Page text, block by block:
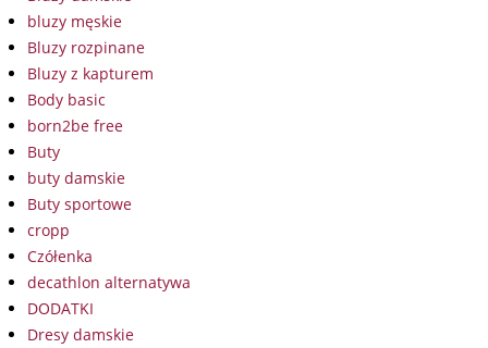
bluzy męskie
Bluzy rozpinane
Bluzy z kapturem
Body basic
born2be free
Buty
buty damskie
Buty sportowe
cropp
Czółenka
decathlon alternatywa
DODATKI
Dresy damskie